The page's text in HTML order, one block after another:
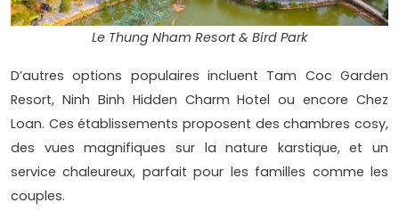
Le Thung Nham Resort & Bird Park
D’autres options populaires incluent Tam Coc Garden
Resort, Ninh Binh Hidden Charm Hotel ou encore Chez
Loan. Ces établissements proposent des chambres cosy,
des vues magnifiques sur la nature karstique, et un
service chaleureux, parfait pour les familles comme les
couples.